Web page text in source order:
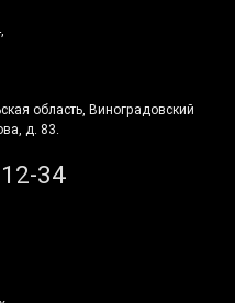
область, Виноградовский
д. 83.
34